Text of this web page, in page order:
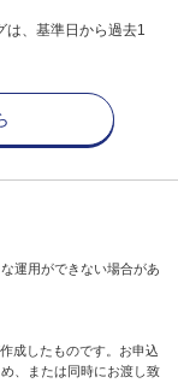
、基準日から過去1
運用ができない場合があ
成したものです。お申込
、または同時にお渡し致